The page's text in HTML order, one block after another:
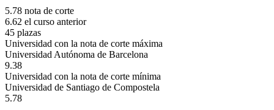
5.78 nota de corte
6.62 el curso anterior
45 plazas
Universidad con la nota de corte máxima
Universidad Autónoma de Barcelona
9.38
Universidad con la nota de corte mínima
Universidad de Santiago de Compostela
5.78